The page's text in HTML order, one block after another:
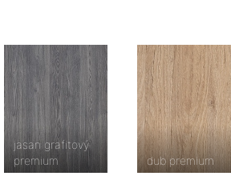
jasan grafitový
premium
dub premium